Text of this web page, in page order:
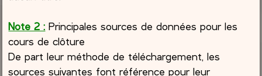
Note 2 : Principales sources de données pour les
cours de clôture
De part leur méthode de téléchargement, les
sources suivantes font référence pour leur